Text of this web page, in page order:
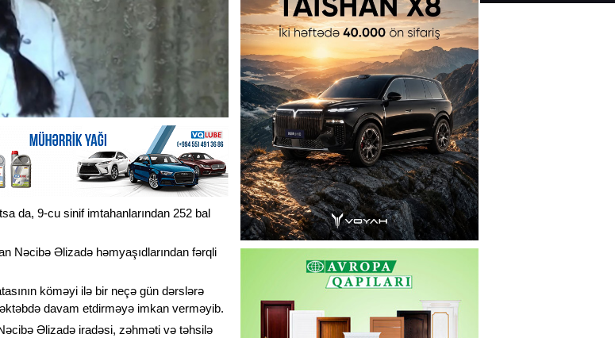
da, 9-cu sinif imtahanlarından 252 bal
Nəcibə Əlizadə həmyaşıdlarından fərqli
köməyi ilə bir neçə gün dərslərə
davam etdirməyə imkan verməyib.
Əlizadə iradəsi, zəhməti və təhsilə